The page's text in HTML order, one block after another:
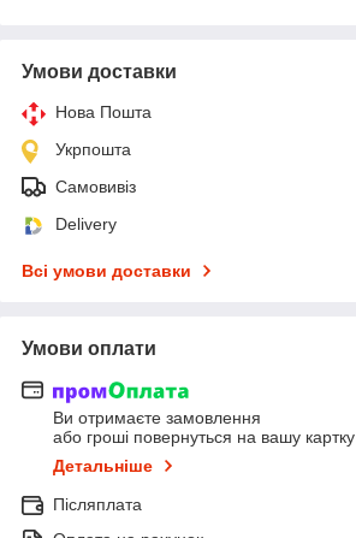
Умови доставки
Нова Пошта
Укрпошта
Самовивіз
Delivery
Всі умови доставки
Умови оплати
Ви отримаєте замовлення
або гроші повернуться на вашу картку
Детальніше
Післяплата